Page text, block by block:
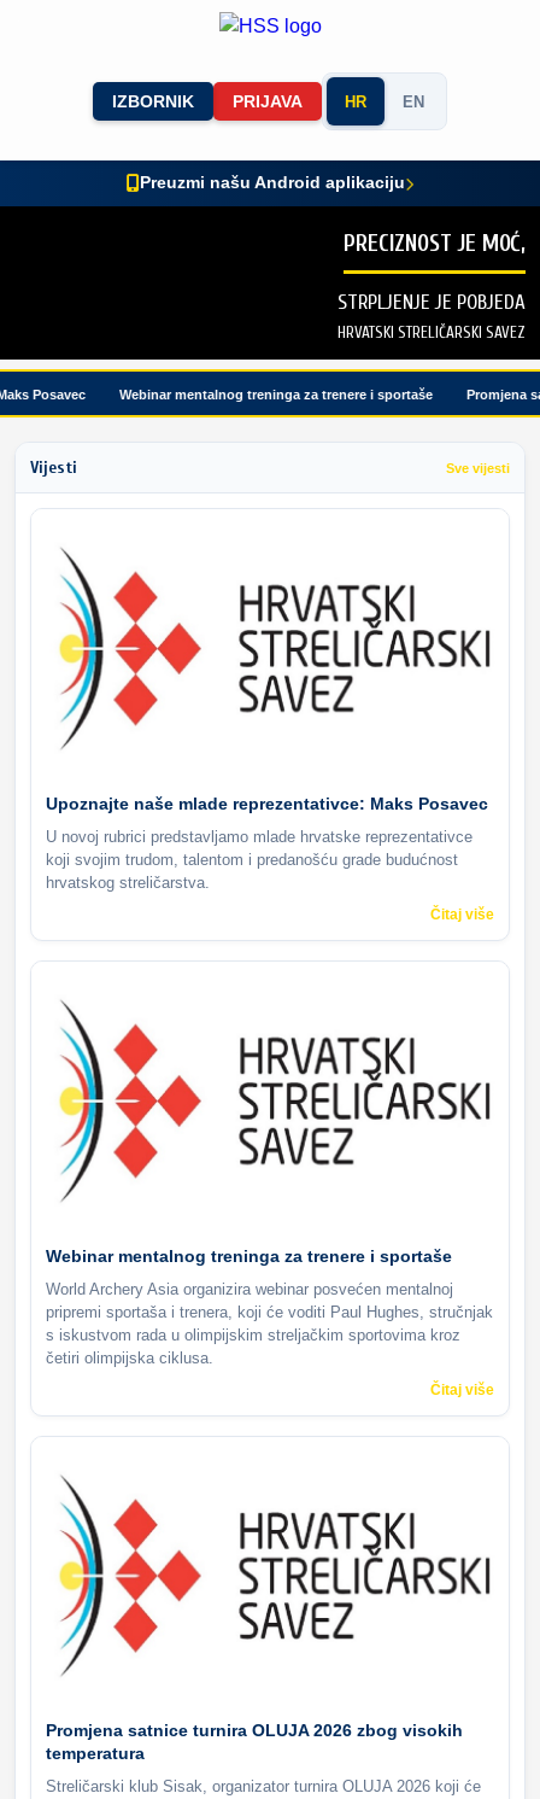
IZBORNIK PRIJAVA HR EN
Preuzmi našu Android aplikaciju
PRECIZNOST JE MOĆ,
STRPLJENJE JE POBJEDA
HRVATSKI STRELIČARSKI SAVEZ
Posavec Webinar mentalnog treninga za trenere i sportaše Promjena
Vijesti Sve vijesti
Upoznajte naše mlade reprezentativce: Maks Posavec
U novoj rubrici predstavljamo mlade hrvatske reprezentativce
koji svojim trudom, talentom i predanošću grade budućnost
hrvatskog streličarstva.
Čitaj više
Webinar mentalnog treninga za trenere i sportaše
World Archery Asia organizira webinar posvećen mentalnoj
pripremi sportaša i trenera, koji će voditi Paul Hughes, stručnjak
s iskustvom rada u olimpijskim streljačkim sportovima kroz
četiri olimpijska ciklusa.
Čitaj više
Promjena satnice turnira OLUJA 2026 zbog visokih
temperatura
Streličarski klub Sisak, organizator turnira OLUJA 2026 koji će